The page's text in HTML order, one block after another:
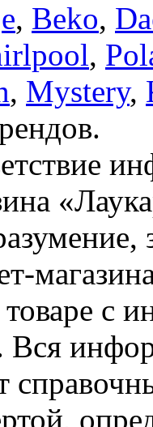
, Beko,
,
, Mystery,
с
Вся